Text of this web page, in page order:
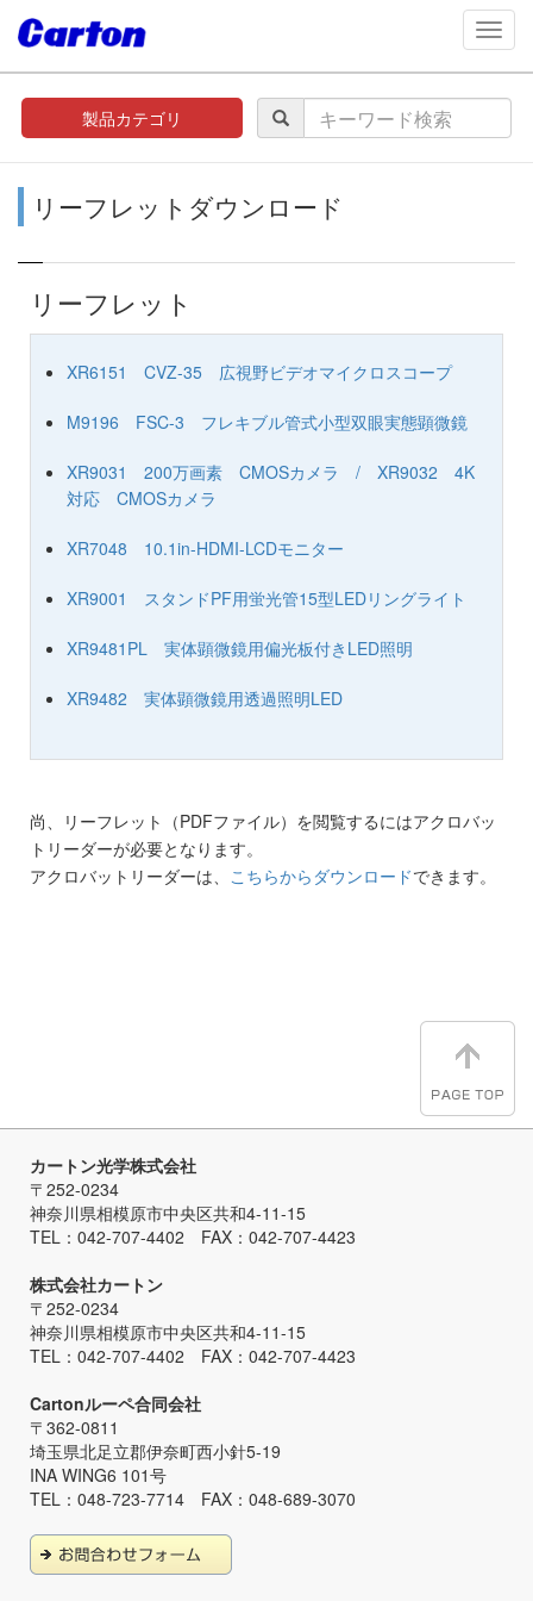
製品カテゴリ
リーフレットダウンロード
リーフレット
XR6151 CVZ-35 広視野ビデオマイクロスコープ
M9196 FSC-3 フレキブル管式小型双眼実態顕微鏡
XR9031 200万画素 CMOSカメラ / XR9032 4K
対応 CMOSカメラ
XR7048 10.1in-HDMI-LCDモニター
XR9001 スタンドPF用蛍光管15型LEDリングライト
XR9481PL 実体顕微鏡用偏光板付きLED照明
XR9482 実体顕微鏡用透過照明LED
尚、リーフレット（PDFファイル）を閲覧するにはアクロバッ
トリーダーが必要となります。
アクロバットリーダーは、 こちらからダウンロードできます。
カートン光学株式会社
〒252-0234
神奈川県相模原市中央区共和4-11-15
TEL：042-707-4402 FAX：042-707-4423
株式会社カートン
〒252-0234
神奈川県相模原市中央区共和4-11-15
TEL：042-707-4402 FAX：042-707-4423
Cartonルーペ合同会社
〒362-0811
埼玉県北足立郡伊奈町西小針5-19
INA WING6 101号
TEL：048-723-7714 FAX：048-689-3070